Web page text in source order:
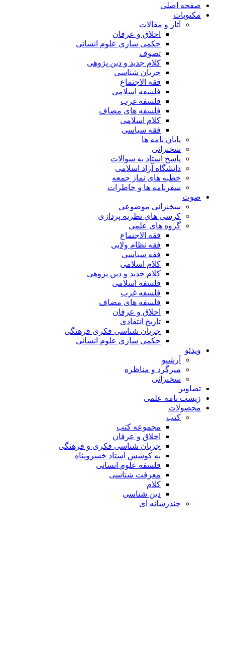
صفحه اصلی
مکتوبات
آثار و مقالات
اخلاق و عرفان
حکمی سازی علوم انسانی
تصوف
کلام جدید و دین پژوهی
جریان شناسی
فقه الاجتماع
فلسفه اسلامی
فلسفه غرب
فلسفه های مضاف
کلام اسلامی
فقه سیاسی
پایان نامه ها
سخنرانی
پاسخ استاد به سوالات
دانشگاه آزاد اسلامی
خطبه های نماز جمعه
سفرنامه ها و خاطرات
صوت
سخنرانی موضوعی
کرسی های نظریه پردازی
گروه های علمی
فقه الاجتماع
فقه نظام ولایی
فقه سیاسی
کلام اسلامی
کلام جدید و دین پژوهی
فلسفه اسلامی
فلسفه غرب
فلسفه های مضاف
اخلاق و عرفان
تاریخ انتقادی
جریان شناسی فکری فرهنگی
حکمی سازی علوم انسانی
ویدئو
آرشیو
میزگرد و مناظره
سخنرانی
تصاویر
زیست نامه علمی
محصولات
کتب
مجموعه کتب
اخلاق و عرفان
جریان شناسی فکری و فرهنگی
به کوشش استاد خسروپناه
فلسفه علوم انسانی
معرفت شناسی
کلام
دین شناسی
چندرسانه ای